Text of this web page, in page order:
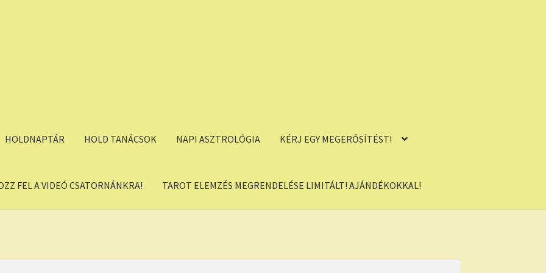
HOLDNAPTÁR HOLD TANÁCSOK NAPI ASZTROLÓGIA KÉRJ EGY MEGERŐSÍTÉST!
FEL A VIDEÓ CSATORNÁNKRA! TAROT ELEMZÉS MEGRENDELÉSE LIMITÁLT! AJÁNDÉKOKKAL!